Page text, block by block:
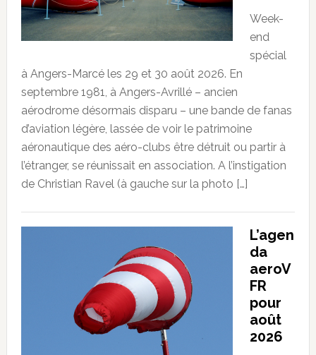
Week-
end
spécial
à Angers-Marcé les 29 et 30 août 2026. En
septembre 1981, à Angers-Avrillé – ancien
aérodrome désormais disparu – une bande de fanas
d’aviation légère, lassée de voir le patrimoine
aéronautique des aéro-clubs être détruit ou partir à
l’étranger, se réunissait en association. A l’instigation
de Christian Ravel (à gauche sur la photo […]
L’agen
da
aeroV
FR
pour
août
2026